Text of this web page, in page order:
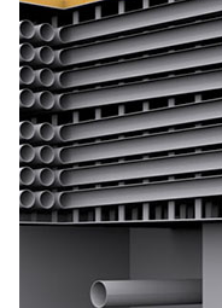
Довжина, м
Ступінь
утеплення, Вт/м
кв
потужність, кВт